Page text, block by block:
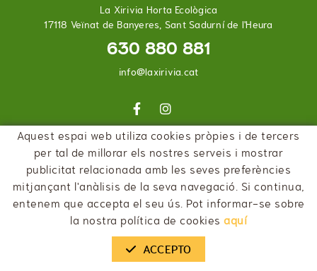
La Xirivia Horta Ecològica
17118 Veïnat de Banyeres, Sant Sadurní de l'Heura
630 880 881
info@laxirivia.cat
POLÍTICA DE COOKIES AVÍS LEGAL
CONDICIONS
DECLARACIÓ D'ACCESSIBILITAT
Aquest espai web utiliza cookies pròpies i de tercers
per tal de millorar els nostres serveis i mostrar
publicitat relacionada amb les seves preferències
mitjançant l'anàlisis de la seva navegació. Si continua,
entenem que accepta el seu ús. Pot informar-se sobre
la nostra política de cookies aquí
ACCEPTO